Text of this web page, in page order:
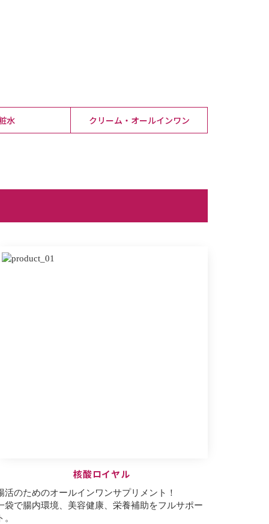
水 クリーム・オールインワン
核酸ロイヤル
活のためのオールインワンサプリメント！
袋で腸内環境、美容健康、栄養補助をフルサポー
。